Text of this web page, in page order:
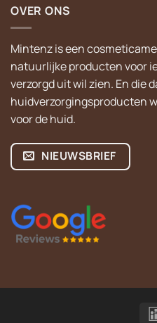
OVER ONS
Mintenz is een
natuurlijke producten voor
verzorgd uit wil zien. En die
huidverzorgingsproducten
voor de huid.
NIEUWSBRIEF